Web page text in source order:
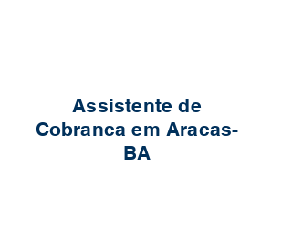
Assistente de
Cobranca em Aracas-
BA